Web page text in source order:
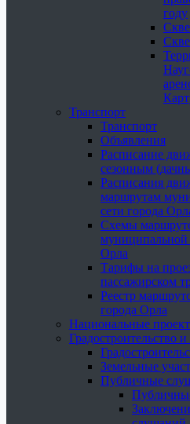
году
Транспорт
Транспорт
Объявления
Расписание
сезонным
Расписания
маршрутам
сети города
Схемы
муниципальной
Орла
Тарифы на
пассажирском
Реестр
города Орла
Национальные
Градостроительство
Земельные
Публичные